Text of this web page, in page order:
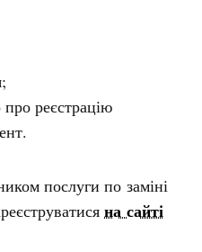
про реєстрацію
послуги по заміні
на сайті